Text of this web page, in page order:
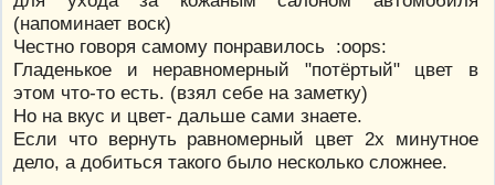
(напоминает воск)
Честно говоря самому понравилось :oops:
Гладенькое и неравномерный "потёртый" цвет в
этом что-то есть. (взял себе на заметку)
Но на вкус и цвет- дальше сами знаете.
Если что вернуть равномерный цвет 2х минутное
дело, а добиться такого было несколько сложнее.